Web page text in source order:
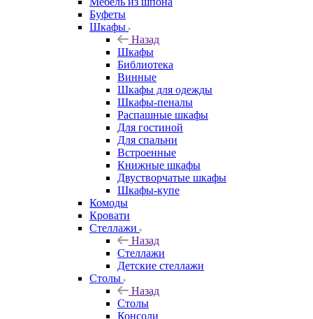
Буфеты
Шкафы
Назад
Шкафы
Библиотека
Винные
Шкафы для одежды
Шкафы-пеналы
Распашные шкафы
Для гостиной
Для спальни
Встроенные
Книжные шкафы
Двустворчатые шкафы
Шкафы-купе
Комоды
Кровати
Стеллажи
Назад
Стеллажи
Детские стеллажи
Столы
Назад
Столы
Консоли